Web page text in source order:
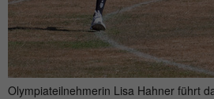
Olympiateilnehmerin Lisa Hahner führt
time
Purpose
Saves the consent
cookies on the
Provider
Running
time
1 Jahr